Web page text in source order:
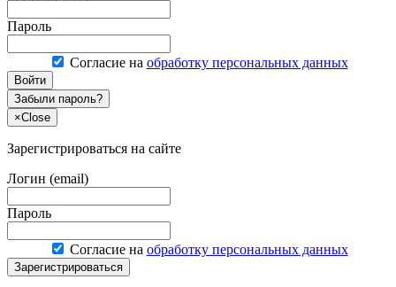
Пароль
Согласие на обработку персональных данных
Войти
Забыли пароль?
×Close
Зарегистрироваться на сайте
Логин (email)
Пароль
Согласие на обработку персональных данных
Зарегистрироваться